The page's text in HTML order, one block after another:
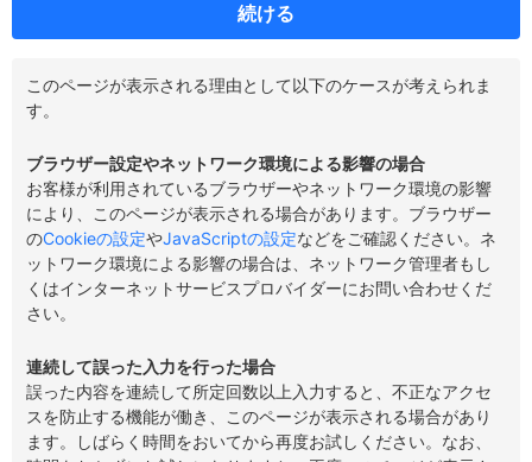
続ける
このページが表示される理由として以下のケースが考えられま
す。
ブラウザー設定やネットワーク環境による影響の場合
お客様が利用されているブラウザーやネットワーク環境の影響
により、このページが表示される場合があります。ブラウザー
のCookieの設定やJavaScriptの設定などをご確認ください。ネ
ットワーク環境による影響の場合は、ネットワーク管理者もし
くはインターネットサービスプロバイダーにお問い合わせくだ
さい。
連続して誤った入力を行った場合
誤った内容を連続して所定回数以上入力すると、不正なアクセ
スを防止する機能が働き、このページが表示される場合があり
ます。しばらく時間をおいてから再度お試しください。なお、